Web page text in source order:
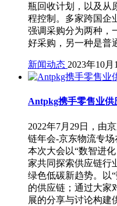
瓶回收计划，以及从
程控制。多家跨国企
强调采购分为两种，
好采购，另一种是普
新闻动态 2023年10月
Antpkg携手零售业
2022年7月29日，由
链年会-京东物流专场
本次大会以“数智进
家共同探索供应链行
绿色低碳新趋势。以
的供应链；通过大家
展的分享与讨论构建